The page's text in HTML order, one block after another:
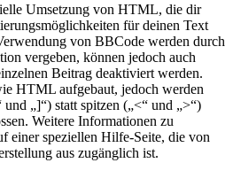
Umsetzung von HTML, die dir
für deinen Text
von BBCode werden durch
vergeben, können jedoch auch
Beitrag deaktiviert werden.
HTML aufgebaut, jedoch werden
„]“) statt spitzen („<“ und „>“)
Weitere Informationen zu
einer speziellen Hilfe-Seite, die von
aus zugänglich ist.